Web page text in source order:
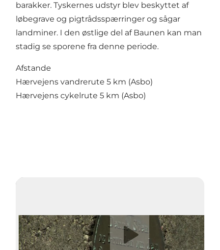
barakker. Tyskernes udstyr blev beskyttet af
løbegrave og pigtrådsspærringer og sågar
landminer. I den østlige del af Baunen kan man
stadig se sporene fra denne periode.
Afstande
Hærvejens vandrerute 5 km (Asbo)
Hærvejens cykelrute 5 km (Asbo)
Afspil video